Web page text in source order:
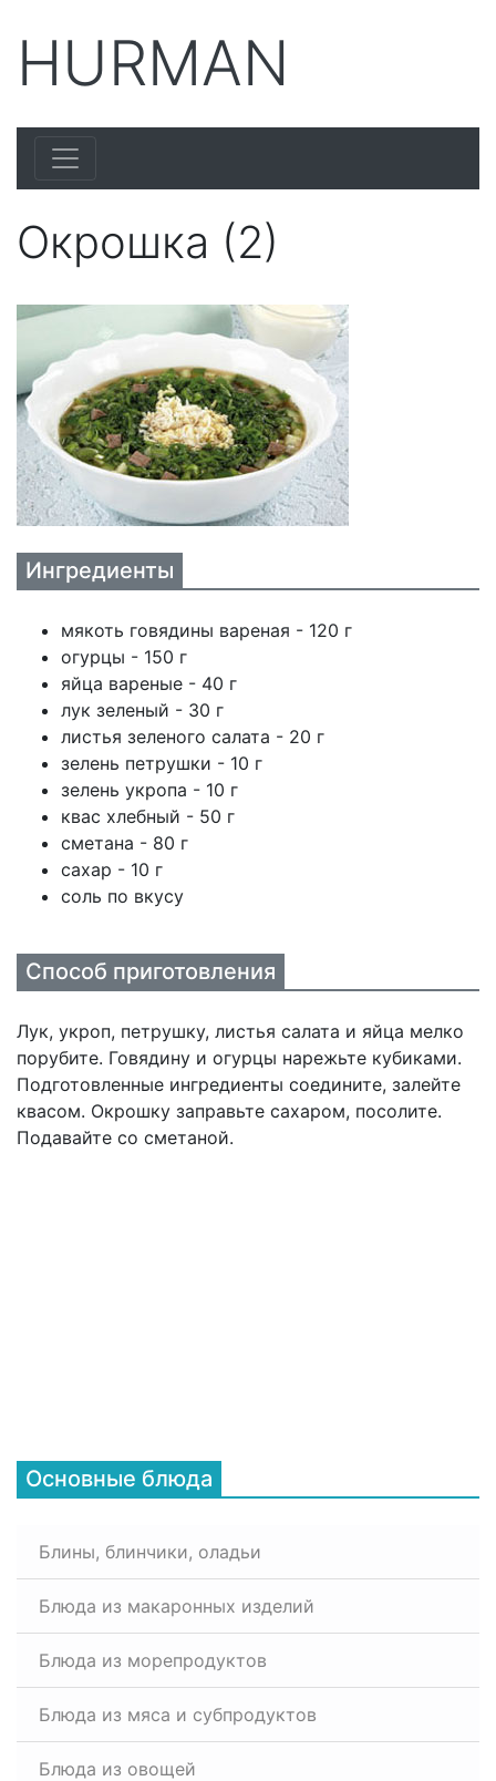
HURMAN
Окрошка (2)
Ингредиенты
мякоть говядины вареная - 120 г
огурцы - 150 г
яйца вареные - 40 г
лук зеленый - 30 г
листья зеленого салата - 20 г
зелень петрушки - 10 г
зелень укропа - 10 г
квас хлебный - 50 г
сметана - 80 г
сахар - 10 г
соль по вкусу
Способ приготовления
Лук, укроп, петрушку, листья салата и яйца мелко
порубите. Говядину и огурцы нарежьте кубиками.
Подготовленные ингредиенты соедините, залейте
квасом. Окрошку заправьте сахаром, посолите.
Подавайте со сметаной.
Основные блюда
Блины, блинчики, оладьи
Блюда из макаронных изделий
Блюда из морепродуктов
Блюда из мяса и субпродуктов
Блюда из овощей